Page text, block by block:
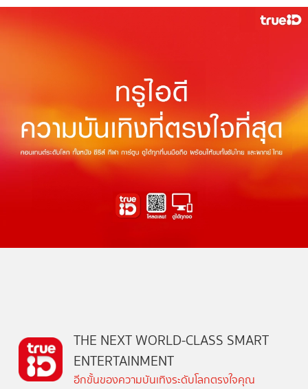
THE NEXT WORLD-CLASS SMART
ENTERTAINMENT
อีกขั้นของความบันเทิงระดับโลกตรงใจคุณ